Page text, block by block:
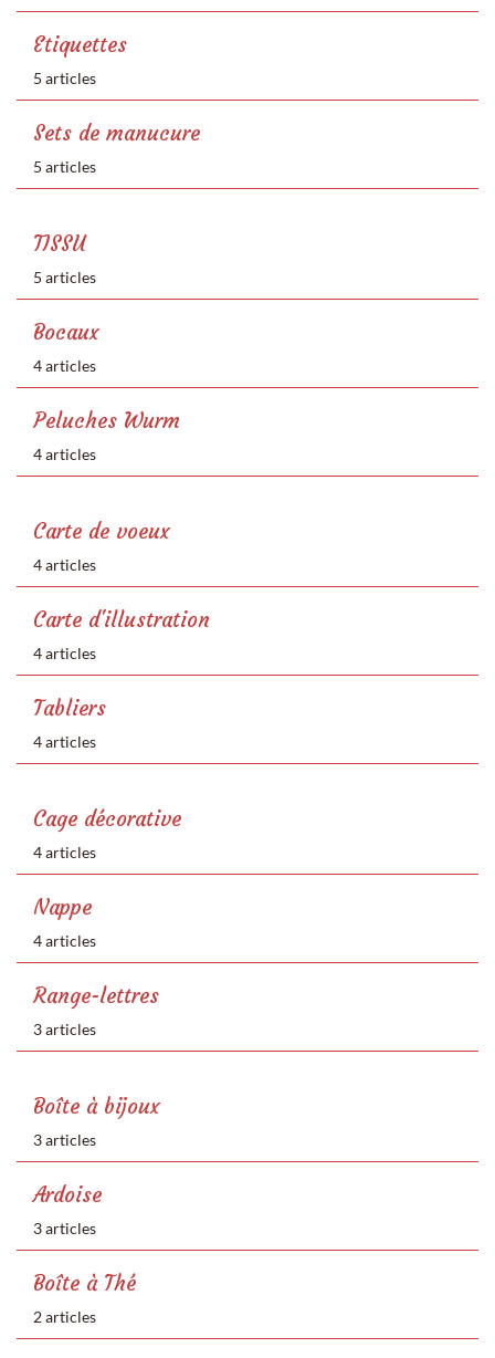
Etiquettes
5 articles
Sets de manucure
5 articles
TISSU
5 articles
Bocaux
4 articles
Peluches Wurm
4 articles
Carte de voeux
4 articles
Carte d'illustration
4 articles
Tabliers
4 articles
Cage décorative
4 articles
Nappe
4 articles
Range-lettres
3 articles
Boîte à bijoux
3 articles
Ardoise
3 articles
Boîte à Thé
2 articles